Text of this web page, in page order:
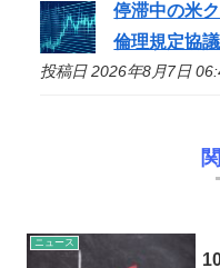
停滞中の米
倫理規定協
投稿日 2026年8月7日
ニュース